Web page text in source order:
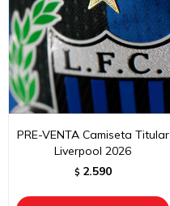
PRE-VENTA Camiseta Titular
Liverpool 2026
$ 2.590